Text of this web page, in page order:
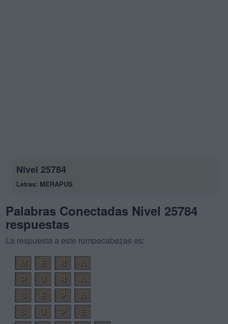
Nivel 25784
Letras: MERAPUS
Palabras Conectadas Nivel 25784
respuestas
La respuesta a este rompecabezas es:
M
E R
A
P
U R
A
S
E P
A
S
U P
E